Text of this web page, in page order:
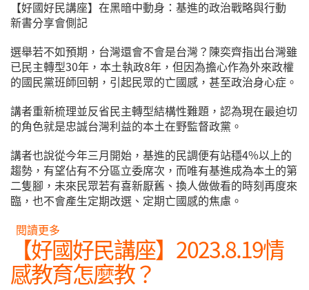
【好國好民講座】在黑暗中動身：基進的政治戰略與行動
新書分享會側記
選舉若不如預期，台灣還會不會是台灣？陳奕齊指出台灣雖
已民主轉型30年，本土執政8年，但因為擔心作為外來政權
的國民黨班師回朝，引起民眾的亡國感，甚至政治身心症。
講者重新梳理並反省民主轉型結構性難題，認為現在最迫切
的角色就是忠誠台灣利益的本土在野監督政黨。
講者也說從今年三月開始，基進的民調便有站穩4%以上的
趨勢，有望佔有不分區立委席次，而唯有基進成為本土的第
二隻腳，未來民眾若有喜新厭舊、換人做做看的時刻再度來
臨，也不會產生定期改選、定期亡國感的焦慮。
閱讀更多
戰略與行動 新書分享會側記
【好國好民講座】2023.8.19情
感教育怎麼教？